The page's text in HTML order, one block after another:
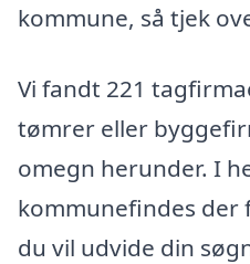
kommune, så tjek
Vi fandt 221
tømrer eller
omegn herunder. I
kommunefindes der
du vil udvide din